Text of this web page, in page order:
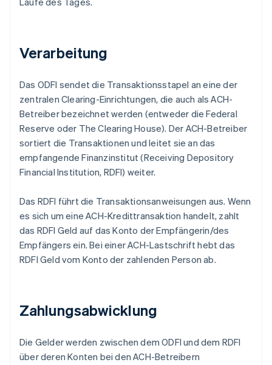
Verarbeitung
Das ODFI sendet die Transaktionsstapel an eine der
zentralen Clearing-Einrichtungen, die auch als ACH-
Betreiber bezeichnet werden (entweder die Federal
Reserve oder The Clearing House). Der ACH-Betreiber
sortiert die Transaktionen und leitet sie an das
empfangende Finanzinstitut (Receiving Depository
Financial Institution, RDFI) weiter.
Das RDFI führt die Transaktionsanweisungen aus. Wenn
es sich um eine ACH-Kredittransaktion handelt, zahlt
das RDFI Geld auf das Konto der Empfängerin/des
Empfängers ein. Bei einer ACH-Lastschrift hebt das
RDFI Geld vom Konto der zahlenden Person ab.
Zahlungsabwicklung
Die Gelder werden zwischen dem ODFI und dem RDFI
über deren Konten bei den ACH-Betreibern